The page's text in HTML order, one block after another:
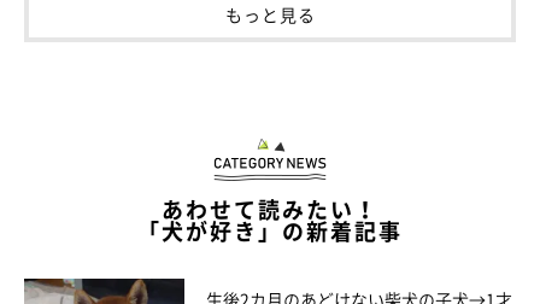
もっと見る
あわせて読みたい！
「犬が好き」の新着記事
生後2カ月のあどけない柴犬の子犬→1才